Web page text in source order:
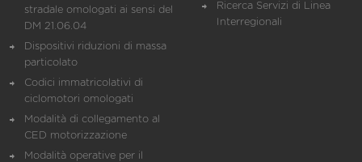
stradale omologati ai sensi del
DM 21.06.04
Dispositivi riduzioni di massa
particolato
Codici immatricolativi di
ciclomotori omologati
Modalità di collegamento al
CED motorizzazione
Modalità operative per il
Ricerca Servizi di Linea
Interregionali